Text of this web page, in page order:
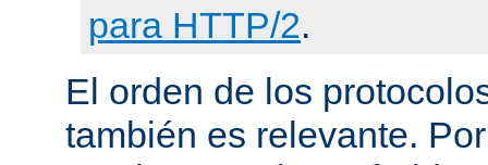
para HTTP/2.
El orden de los
también es relevante.